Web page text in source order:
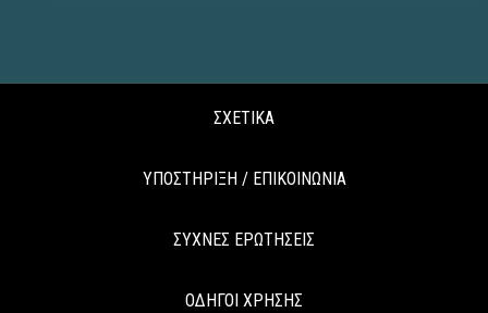
ΣΧΕΤΙΚΑ
ΥΠΟΣΤΗΡΙΞΗ / ΕΠΙΚΟΙΝΩΝΙΑ
ΣΥΧΝΕΣ ΕΡΩΤΗΣΕΙΣ
ΟΔΗΓΟΙ ΧΡΗΣΗΣ